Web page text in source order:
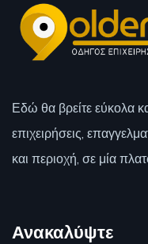
Εδώ θα βρείτε εύκολα
επιχειρήσεις,
και περιοχή, σε μία
Ανακαλύψτε